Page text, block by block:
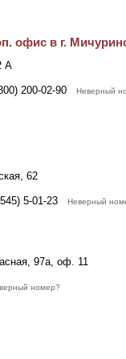
офис в г.
А
200-02-90 Неверный
62
5-01-23 Неверный
97а, оф. 11
номер?